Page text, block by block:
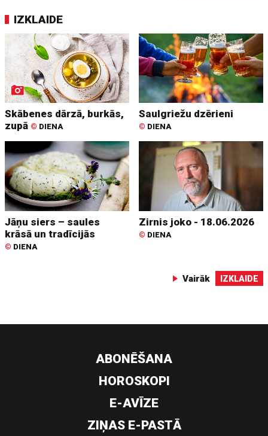
IZKLAIDE
Skābenes dārzā, burkās,
zupā © DIENA
Saulgriežu dzērieni
© DIENA
Jāņu siers – saules
krāsā un tradīcijās
© DIENA
Zirnis joko - 18.06.2026
© DIENA
Vairāk IZKLAIDE
ABONĒŠANA
HOROSKOPI
E-AVĪZE
ZIŅAS E-PASTĀ